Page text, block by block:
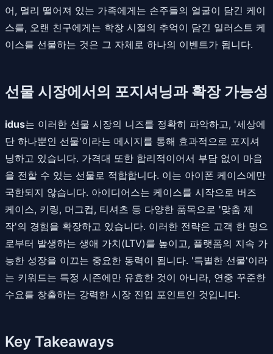
어, 멀리 떨어져 있는 가족에게는 손주들의 얼굴이 담긴 케이
스를, 오랜 친구에게는 학창 시절의 추억이 담긴 일러스트 케
이스를 선물하는 것은 그 자체로 하나의 이벤트가 됩니다.
선물 시장에서의 포지셔닝과 확장 가능성
idus는 이러한 선물 시장의 니즈를 정확히 파악하고, '세상에
단 하나뿐인 선물'이라는 메시지를 통해 효과적으로 포지셔
닝하고 있습니다. 가격대 또한 합리적이어서 부담 없이 마음
을 전할 수 있는 선물로 적합합니다. 이는 아이폰 케이스에만
국한되지 않습니다. 아이디어스는 케이스를 시작으로 버즈
케이스, 키링, 머그컵, 티셔츠 등 다양한 품목으로 '맞춤 제
작'의 경험을 확장하고 있습니다. 이러한 전략은 고객 한 명으
로부터 발생하는 생애 가치(LTV)를 높이고, 플랫폼의 지속 가
능한 성장을 이끄는 중요한 동력이 됩니다. '특별한 선물'이라
는 키워드는 특정 시즌에만 유효한 것이 아니라, 연중 꾸준한
수요를 창출하는 강력한 시장 진입 포인트인 것입니다.
Key Takeaways